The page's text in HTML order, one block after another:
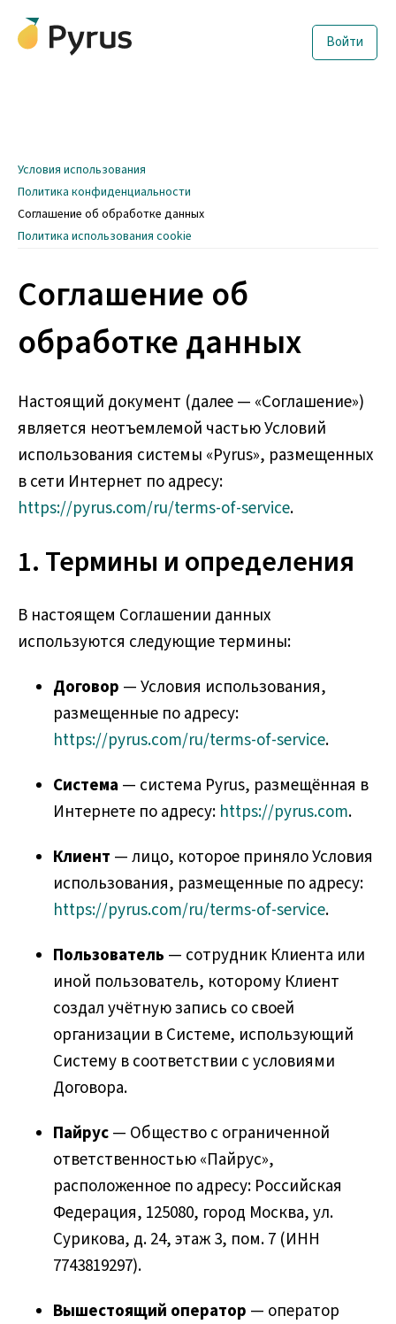
Войти
Условия использования
По­ли­ти­ка кон­фи­ден­ци­аль­но­сти
Соглашение об обработке данных
Политика использования cookie
Соглашение об
обработке данных
Настоящий документ (далее — «Соглашение»)
является неотъемлемой частью Условий
использования системы «Pyrus», размещенных
в сети Интернет по адресу:
https://pyrus.com/ru/terms-of-service.
1. Термины и определения
В настоящем Соглашении данных
используются следующие термины:
Договор — Условия использования,
размещенные по адресу:
https://pyrus.com/ru/terms-of-service.
Система — система Pyrus, размещённая в
Интернете по адресу: https://pyrus.com.
Клиент — лицо, которое приняло Условия
использования, размещенные по адресу:
https://pyrus.com/ru/terms-of-service.
Пользователь — сотрудник Клиента или
иной пользователь, которому Клиент
создал учётную запись со своей
организации в Системе, использующий
Систему в соответствии с условиями
Договора.
Пайрус— Общество с ограниченной
ответственностью «Пайрус»,
расположенное по адресу: Российская
Федерация, 125080, город Москва, ул.
Сурикова, д. 24, этаж 3, пом. 7 (ИНН
7743819297).
Вышестоящий оператор — оператор